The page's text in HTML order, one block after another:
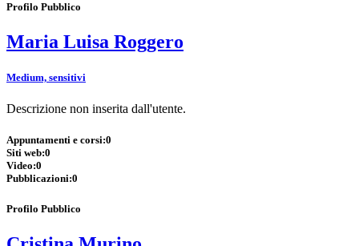
Profilo Pubblico
Maria Luisa Roggero
Medium, sensitivi
Descrizione non inserita dall'utente.
Appuntamenti e corsi:0
Siti web:0
Video:0
Pubblicazioni:0
Profilo Pubblico